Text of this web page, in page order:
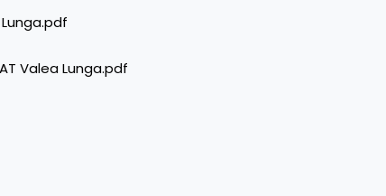
Valea Lunga.pdf